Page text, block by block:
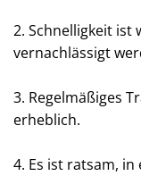
2. Schnelligkeit ist
vernachlässigt
3. Regelmäßiges
erheblich.
4. Es ist ratsam,